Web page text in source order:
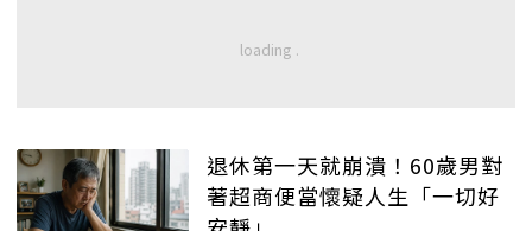
退休第一天就崩潰！60歲男對
著超商便當懷疑人生「一切好